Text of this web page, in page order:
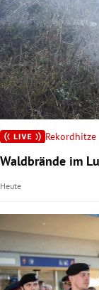
Rekordhitze
Waldbrände im
Heute